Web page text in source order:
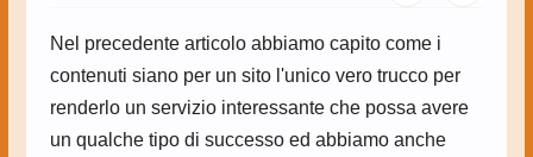
Nel precedente articolo abbiamo capito come i
contenuti siano per un sito l'unico vero trucco per
renderlo un servizio interessante che possa avere
un qualche tipo di successo ed abbiamo anche